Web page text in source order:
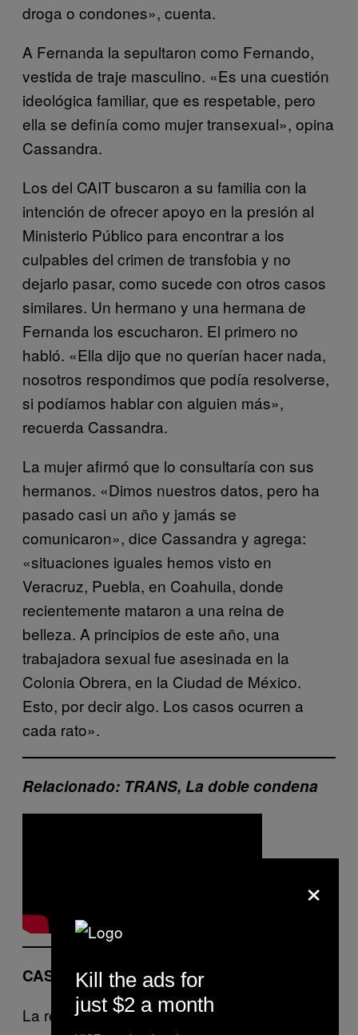
droga o condones», cuenta.
A Fernanda la sepultaron como Fernando,
vestida de traje masculino. «Es una cuestión
ideológica familiar, que es respetable, pero
ella se definía como mujer transexual», opina
Cassandra.
Los del CAIT buscaron a su familia con la
intención de ofrecer apoyo en la presión al
Ministerio Público para encontrar a los
culpables del crimen de transfobia y no
dejarlo pasar, como sucede con otros casos
similares. Un hermano y una hermana de
Fernanda los escucharon. El primero no
habló. «Ella dijo que no querían hacer nada,
nosotros respondimos que podía resolverse,
si podíamos hablar con alguien más»,
recuerda Cassandra.
La mujer afirmó que lo consultaría con sus
hermanos. «Dimos nuestros datos, pero ha
pasado casi un año y jamás se
comunicaron», dice Cassandra y agrega:
«situaciones iguales hemos visto en
Veracruz, Puebla, en Coahuila, donde
recientemente mataron a una reina de
belleza. A principios de este año, una
trabajadora sexual fue asesinada en la
Colonia Obrera, en la Ciudad de México.
Esto, por decir algo. Los casos ocurren a
cada rato».
Relacionado: TRANS, La doble condena
CASSANDRA II
La respuesta de su mamá fue: «eres mi hijo y
×
Kill the ads for
just $2 a month